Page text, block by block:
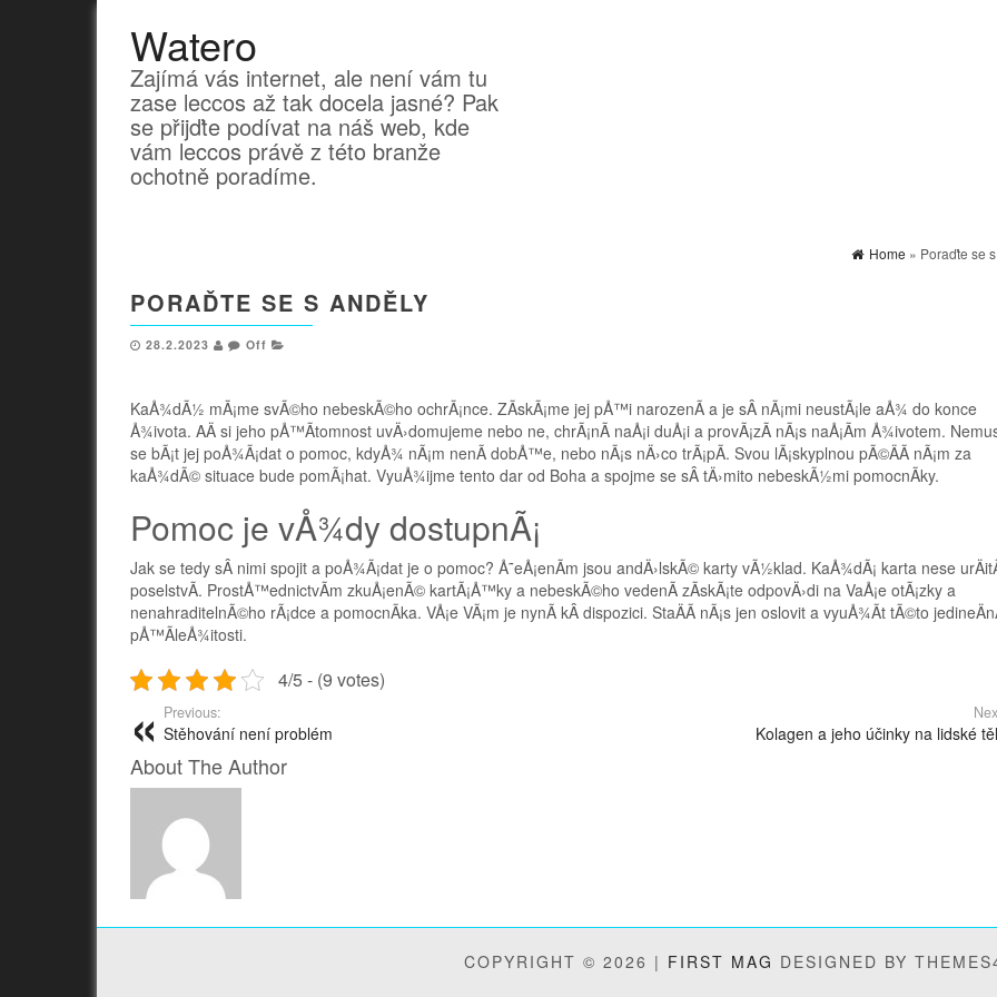
Watero
Zajímá vás internet, ale není vám tu
zase leccos až tak docela jasné? Pak
se přijďte podívat na náš web, kde
vám leccos právě z této branže
ochotně poradíme.
Home » Poraďte se
PORAĎTE SE S ANDĚLY
28.2.2023 Off
KaÅ¾dÃ½ mÃ¡me svÃ©ho nebeskÃ©ho ochrÃ¡nce. ZÃ­skÃ¡me jej pÅ™i narozenÃ­ a je sÂ nÃ¡mi neustÃ¡le aÅ¾ do konce
Å¾ivota. AÄ si jeho pÅ™Ã­tomnost uvÄ›domujeme nebo ne, chrÃ¡nÃ­ naÅ¡i duÅ¡i a provÃ¡zÃ­ nÃ¡s naÅ¡Ã­m Å¾ivotem.
se bÃ¡t jej poÅ¾Ã¡dat o pomoc, kdyÅ¾ nÃ¡m nenÃ­ dobÅ™e, nebo nÃ¡s nÄ›co trÃ¡pÃ­. Svou lÃ¡skyplnou pÃ©ÄÃ­ nÃ¡m za
kaÅ¾dÃ© situace bude pomÃ¡hat. VyuÅ¾ijme tento dar od Boha a spojme se sÂ tÄ›mito nebeskÃ½mi pomocnÃ­ky.
Pomoc je vÅ¾dy dostupnÃ¡
Jak se tedy sÂ nimi spojit a poÅ¾Ã¡dat je o pomoc? Å˜eÅ¡enÃ­m jsou andÄ›lskÃ© karty vÃ½klad. KaÅ¾dÃ¡ karta nese
poselstvÃ­. ProstÅ™ednictvÃ­m zkuÅ¡enÃ© kartÃ¡Å™ky a nebeskÃ©ho vedenÃ­ zÃ­skÃ¡te odpovÄ›di na VaÅ¡e otÃ¡zky a
nenahraditelnÃ©ho rÃ¡dce a pomocnÃ­ka. VÅ¡e VÃ¡m je nynÃ­ kÂ dispozici. StaÄÃ­ nÃ¡s jen oslovit a vyuÅ¾Ã­t tÃ©to
pÅ™Ã­leÅ¾itosti.
4/5 - (9 votes)
Previous:
Stěhování není problém Kolagen a jeho účinky na lidské
About The Author
COPYRIGHT © 2026 | FIRST MAG DESIGNED BY